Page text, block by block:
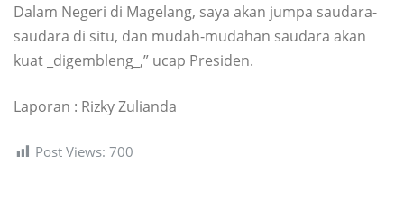
Dalam Negeri di Magelang, saya akan jumpa saudara-
saudara di situ, dan mudah-mudahan saudara akan
kuat _digembleng_,” ucap Presiden.
Laporan : Rizky Zulianda
Post Views: 700